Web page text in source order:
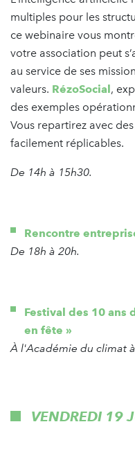
multiples pour les
ce webinaire vous
votre association peut
au service de ses
valeurs. RézoSocial,
des exemples
Vous repartirez avec
facilement réplicables.
De 14h à 15h30.
Rencontre
De 18h à 20h.
Festival des 10 ans
en fête »
À l'Académie du climat
VENDREDI 19